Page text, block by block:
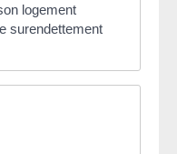
logement
surendettement